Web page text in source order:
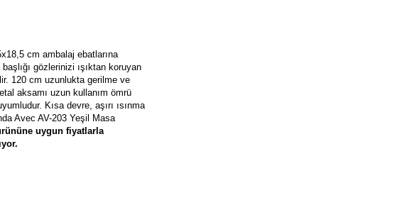
cm ambalaj ebatlarına
gözlerinizi ışıktan koruyan
120 cm uzunlukta gerilme ve
aksamı uzun kullanım ömrü
Kısa devre, aşırı ısınma
Avec AV-203 Yeşil Masa
uygun fiyatlarla